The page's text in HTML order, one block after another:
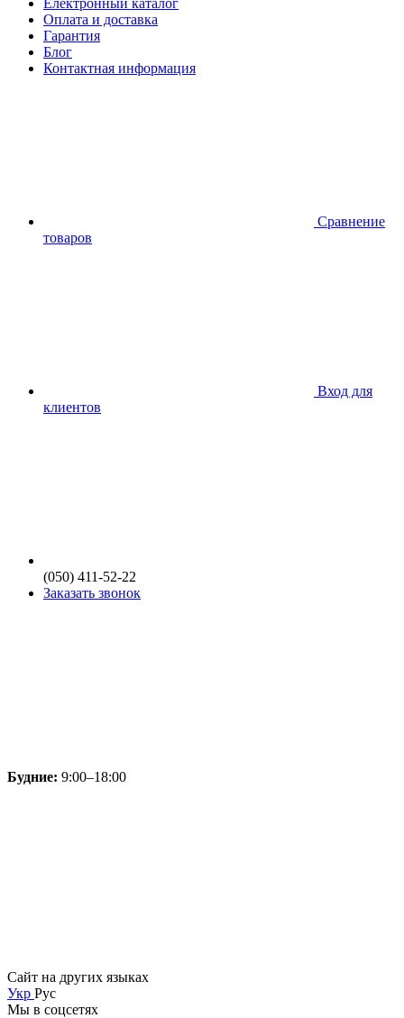
Оплата и доставка
Гарантия
Блог
Контактная информация
Сравнение
товаров
Вход для
клиентов
(050) 411-52-22
Заказать звонок
Будние: 9:00–18:00
Сайт на других языках
Укр Рус
Мы в соцсетях